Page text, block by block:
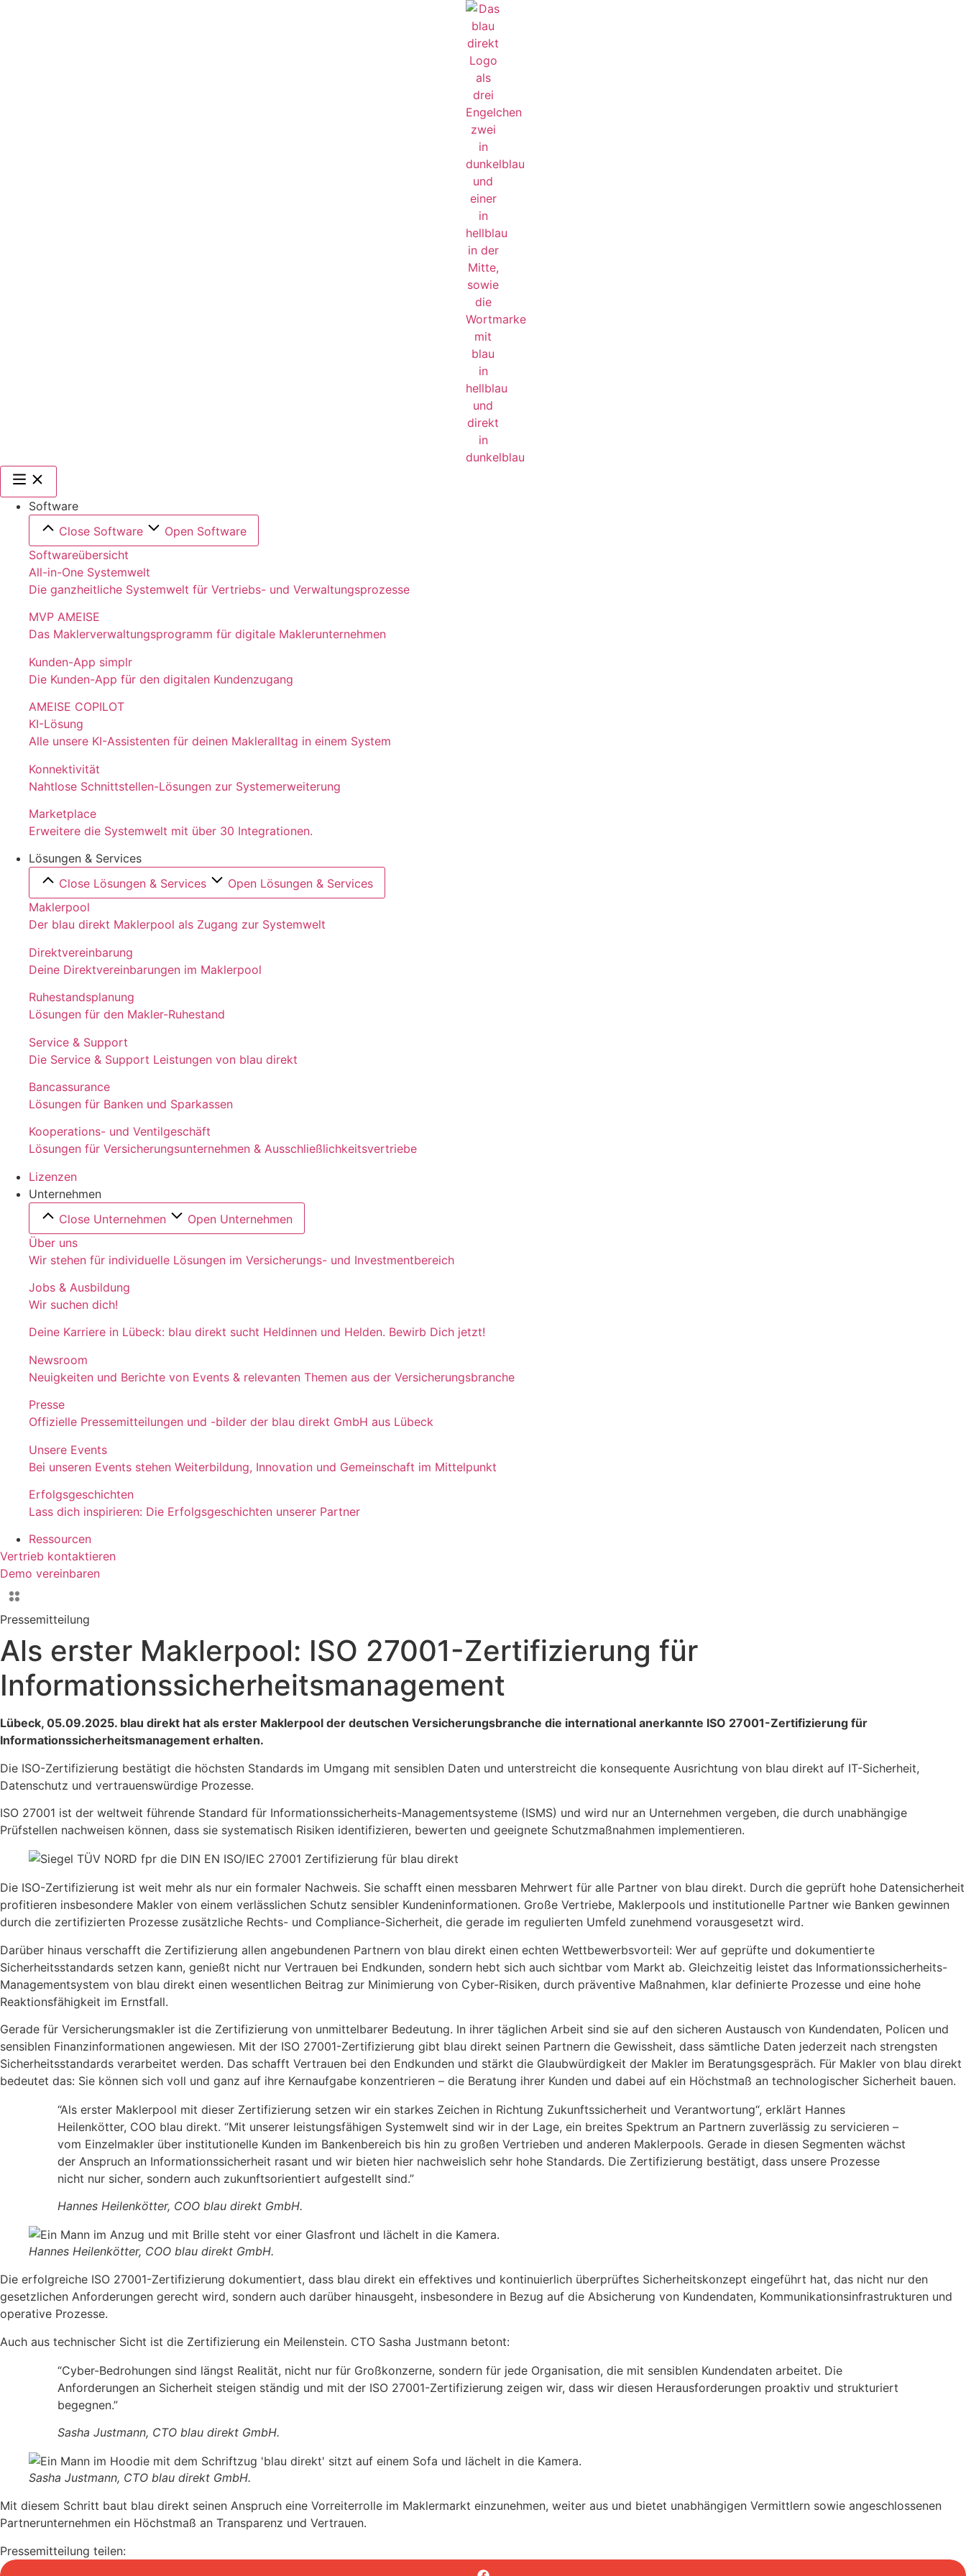
Software
Close Software
Open Software
Softwareübersicht
All-in-One Systemwelt
Die ganzheitliche Systemwelt für Vertriebs- und Verwaltungsprozesse
MVP AMEISE
Das Maklerverwaltungsprogramm für digitale Maklerunternehmen
Kunden-App simplr
Die Kunden-App für den digitalen Kundenzugang
AMEISE COPILOT
KI-Lösung
Alle unsere KI-Assistenten für deinen Makleralltag in einem System
Konnektivität
Nahtlose Schnittstellen-Lösungen zur Systemerweiterung
Marketplace
Erweitere die Systemwelt mit über 30 Integrationen.
Lösungen & Services
Close Lösungen & Services
Open Lösungen & Services
Maklerpool
Der blau direkt Maklerpool als Zugang zur Systemwelt
Direktvereinbarung
Deine Direktvereinbarungen im Maklerpool
Ruhestandsplanung
Lösungen für den Makler-Ruhestand
Service & Support
Die Service & Support Leistungen von blau direkt
Bancassurance
Lösungen für Banken und Sparkassen
Kooperations- und Ventilgeschäft
Lösungen für Versicherungsunternehmen & Ausschließlichkeitsvertriebe
Lizenzen
Unternehmen
Close Unternehmen
Open Unternehmen
Über uns
Wir stehen für individuelle Lösungen im Versicherungs- und Investmentbereich
Jobs & Ausbildung
Wir suchen dich!
Deine Karriere in Lübeck: blau direkt sucht Heldinnen und Helden. Bewirb Dich jetzt!
Newsroom
Neuigkeiten und Berichte von Events & relevanten Themen aus der Versicherungsbranche
Presse
Offizielle Pressemitteilungen und -bilder der blau direkt GmbH aus Lübeck
Unsere Events
Bei unseren Events stehen Weiterbildung, Innovation und Gemeinschaft im Mittelpunkt
Erfolgsgeschichten
Lass dich inspirieren: Die Erfolgsgeschichten unserer Partner
Ressourcen
Vertrieb kontaktieren
Demo vereinbaren
Pressemitteilung
Als erster Maklerpool: ISO 27001-Zertifizierung für
Informationssicherheitsmanagement
Lübeck, 05.09.2025. blau direkt hat als erster Maklerpool der deutschen Versicherungsbranche die international anerkannte ISO 27001-Zertifizierung für
Informationssicherheitsmanagement erhalten.
Die ISO-Zertifizierung bestätigt die höchsten Standards im Umgang mit sensiblen Daten und unterstreicht die konsequente Ausrichtung von blau direkt auf IT-Sicherheit,
Datenschutz und vertrauenswürdige Prozesse.
ISO 27001 ist der weltweit führende Standard für Informationssicherheits-Managementsysteme (ISMS) und wird nur an Unternehmen vergeben, die durch unabhängige
Prüfstellen nachweisen können, dass sie systematisch Risiken identifizieren, bewerten und geeignete Schutzmaßnahmen implementieren.
Die ISO-Zertifizierung ist weit mehr als nur ein formaler Nachweis. Sie schafft einen messbaren Mehrwert für alle Partner von blau direkt. Durch die geprüft hohe Datensicherheit
profitieren insbesondere Makler von einem verlässlichen Schutz sensibler Kundeninformationen. Große Vertriebe, Maklerpools und institutionelle Partner wie Banken gewinnen
durch die zertifizierten Prozesse zusätzliche Rechts- und Compliance-Sicherheit, die gerade im regulierten Umfeld zunehmend vorausgesetzt wird.
Darüber hinaus verschafft die Zertifizierung allen angebundenen Partnern von blau direkt einen echten Wettbewerbsvorteil: Wer auf geprüfte und dokumentierte
Sicherheitsstandards setzen kann, genießt nicht nur Vertrauen bei Endkunden, sondern hebt sich auch sichtbar vom Markt ab. Gleichzeitig leistet das Informationssicherheits-
Managementsystem von blau direkt einen wesentlichen Beitrag zur Minimierung von Cyber-Risiken, durch präventive Maßnahmen, klar definierte Prozesse und eine hohe
Reaktionsfähigkeit im Ernstfall.
Gerade für Versicherungsmakler ist die Zertifizierung von unmittelbarer Bedeutung. In ihrer täglichen Arbeit sind sie auf den sicheren Austausch von Kundendaten, Policen und
sensiblen Finanzinformationen angewiesen. Mit der ISO 27001-Zertifizierung gibt blau direkt seinen Partnern die Gewissheit, dass sämtliche Daten jederzeit nach strengsten
Sicherheitsstandards verarbeitet werden. Das schafft Vertrauen bei den Endkunden und stärkt die Glaubwürdigkeit der Makler im Beratungsgespräch. Für Makler von blau direkt
bedeutet das: Sie können sich voll und ganz auf ihre Kernaufgabe konzentrieren – die Beratung ihrer Kunden und dabei auf ein Höchstmaß an technologischer Sicherheit bauen.
“Als erster Maklerpool mit dieser Zertifizierung setzen wir ein starkes Zeichen in Richtung Zukunftssicherheit und Verantwortung“, erklärt Hannes
Heilenkötter, COO blau direkt. “Mit unserer leistungsfähigen Systemwelt sind wir in der Lage, ein breites Spektrum an Partnern zuverlässig zu servicieren –
vom Einzelmakler über institutionelle Kunden im Bankenbereich bis hin zu großen Vertrieben und anderen Maklerpools. Gerade in diesen Segmenten wächst
der Anspruch an Informationssicherheit rasant und wir bieten hier nachweislich sehr hohe Standards. Die Zertifizierung bestätigt, dass unsere Prozesse
nicht nur sicher, sondern auch zukunftsorientiert aufgestellt sind.”
Hannes Heilenkötter, COO blau direkt GmbH.
Hannes Heilenkötter, COO blau direkt GmbH.
Die erfolgreiche ISO 27001-Zertifizierung dokumentiert, dass blau direkt ein effektives und kontinuierlich überprüftes Sicherheitskonzept eingeführt hat, das nicht nur den
gesetzlichen Anforderungen gerecht wird, sondern auch darüber hinausgeht, insbesondere in Bezug auf die Absicherung von Kundendaten, Kommunikationsinfrastrukturen und
operative Prozesse.
Auch aus technischer Sicht ist die Zertifizierung ein Meilenstein. CTO Sasha Justmann betont:
“Cyber-Bedrohungen sind längst Realität, nicht nur für Großkonzerne, sondern für jede Organisation, die mit sensiblen Kundendaten arbeitet. Die
Anforderungen an Sicherheit steigen ständig und mit der ISO 27001-Zertifizierung zeigen wir, dass wir diesen Herausforderungen proaktiv und strukturiert
begegnen.”
Sasha Justmann, CTO blau direkt GmbH.
Sasha Justmann, CTO blau direkt GmbH.
Mit diesem Schritt baut blau direkt seinen Anspruch eine Vorreiterrolle im Maklermarkt einzunehmen, weiter aus und bietet unabhängigen Vermittlern sowie angeschlossenen
Partnerunternehmen ein Höchstmaß an Transparenz und Vertrauen.
Pressemitteilung teilen: